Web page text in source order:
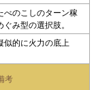
べのこしのターン稼
ぐみ型の選択肢。
似的に火力の底上
考